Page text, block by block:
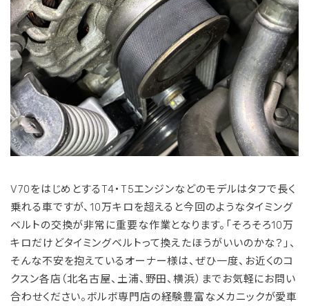
V70をはじめとするT4・T5エンジンなどのモデルはタフで長く
乗れる車ですが、10万キロを超えると今回のようなタイミング
ベルトの交換が非常に重要な作業となります。 「そろそろ10万
キロだけどタイミングベルトって換えたほうがいいのかな？」、
そんな不安を抱えているオーナー様は、ぜひ一度、 お近くのコ
クスン各店（北名古屋、土浦、野田、横浜）までお気軽にお問い
合わせください。 ボルボ専門店の経験豊富なメカニックが愛車